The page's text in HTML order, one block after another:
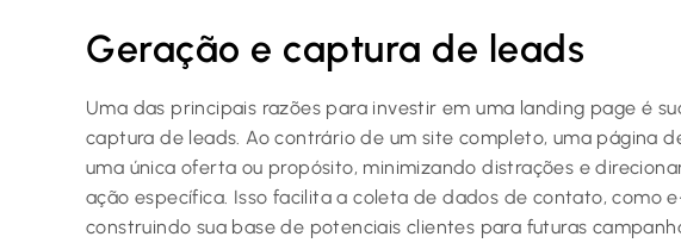
Geração e captura de leads
Uma das principais razões para investir em uma landing page é
captura de leads. Ao contrário de um site completo, uma página
uma única oferta ou propósito, minimizando distrações e
ação específica. Isso facilita a coleta de dados de contato, como
construindo sua base de potenciais clientes para futuras